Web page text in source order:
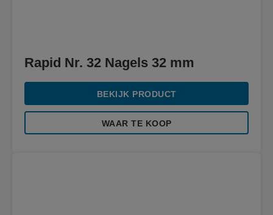
Rapid Nr. 32 Nagels 32 mm
BEKIJK PRODUCT
WAAR TE KOOP